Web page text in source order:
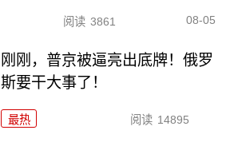
阅读 3861 08-05
刚刚，普京被逼亮出底牌！俄罗
斯要干大事了！
最热 阅读 14895